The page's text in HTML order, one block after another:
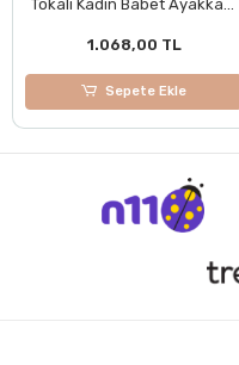
Tokalı Kadın Babet Ayakkabı
1.068,00 TL
Sepete Ekle